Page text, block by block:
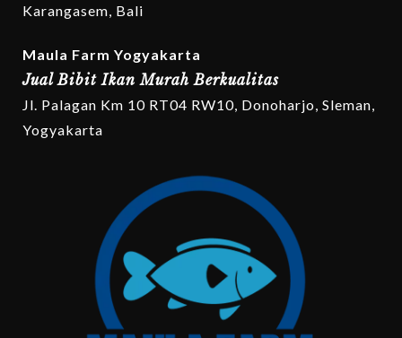
Karangasem, Bali
Maula Farm Yogyakarta
Jual Bibit Ikan Murah Berkualitas
Jl. Palagan Km 10 RT04 RW10, Donoharjo, Sleman,
Yogyakarta